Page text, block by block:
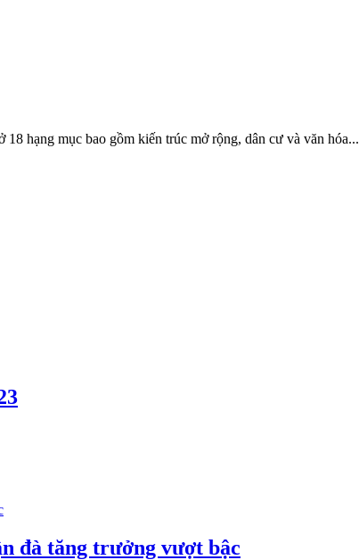
hạng mục bao gồm kiến trúc mở rộng, dân cư và văn hóa...
đà tăng trưởng vượt bậc